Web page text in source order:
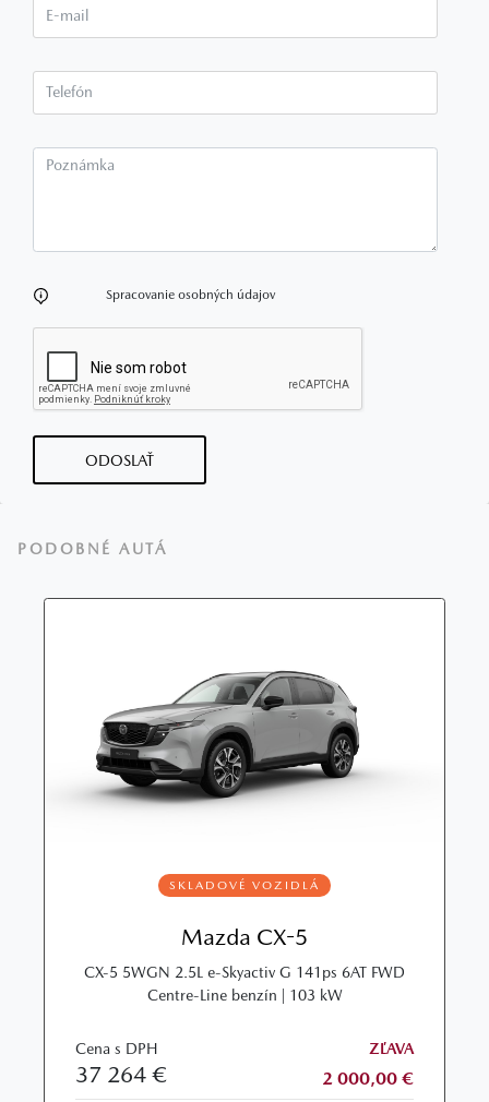
Spracovanie osobných údajov
ODOSLAŤ
PODOBNÉ AUTÁ
SKLADOVÉ VOZIDLÁ
Mazda CX-5
CX‑5 5WGN 2.5L e‑Skyactiv G 141ps 6AT FWD
Centre‑Line benzín | 103 kW
Cena s DPH
37 264 €
ZĽAVA
2 000,00 €